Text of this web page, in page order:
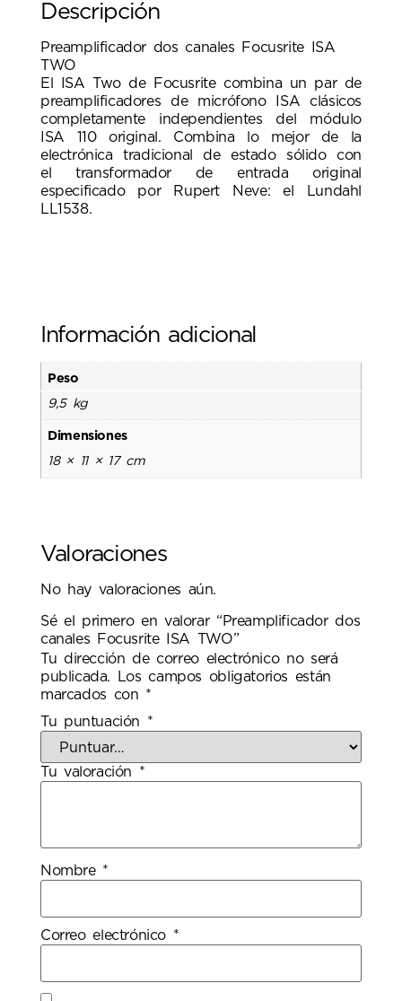
Descripción
Preamplificador dos canales Focusrite ISA
TWO
El ISA Two de Focusrite combina un par de
preamplificadores de micrófono ISA clásicos
completamente independientes del módulo
ISA 110 original. Combina lo mejor de la
electrónica tradicional de estado sólido con
el transformador de entrada original
especificado por Rupert Neve: el Lundahl
LL1538.
Información adicional
Peso
9,5 kg
Dimensiones
18 × 11 × 17 cm
Valoraciones
No hay valoraciones aún.
Sé el primero en valorar “Preamplificador dos
canales Focusrite ISA TWO”
Tu dirección de correo electrónico no será
publicada.
Los campos obligatorios están
marcados con *
Tu puntuación *
Tu valoración *
Nombre *
Correo electrónico *